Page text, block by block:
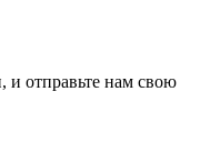
отправьте нам свою